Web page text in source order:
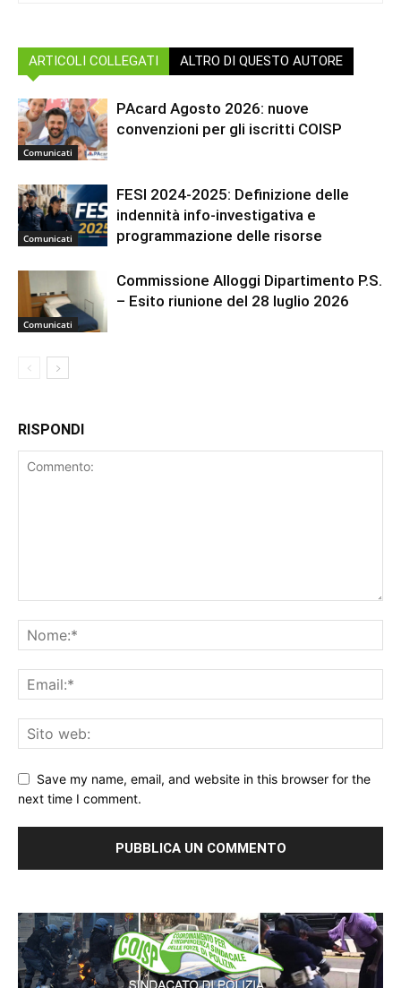
ARTICOLI COLLEGATI ALTRO DI QUESTO AUTORE
Comunicati
PAcard Agosto 2026: nuove
convenzioni per gli iscritti COISP
Comunicati
FESI 2024-2025: Definizione delle
indennità info-investigativa e
programmazione delle risorse
Comunicati
Commissione Alloggi Dipartimento P.S.
– Esito riunione del 28 luglio 2026
RISPONDI
Save my name, email, and website in this browser for the
next time I comment.